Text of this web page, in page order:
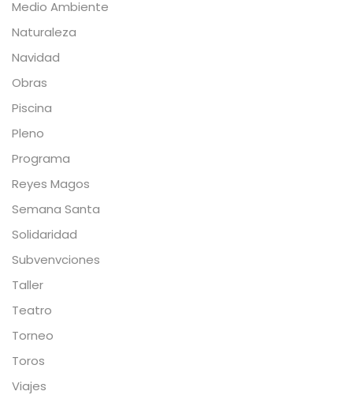
Medio Ambiente
Naturaleza
Navidad
Obras
Piscina
Pleno
Programa
Reyes Magos
Semana Santa
Solidaridad
Subvenvciones
Taller
Teatro
Torneo
Toros
Viajes